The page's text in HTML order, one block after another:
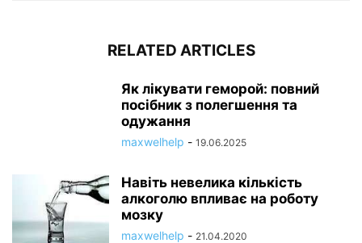
RELATED ARTICLES
Як лікувати геморой: повний
посібник з полегшення та
одужання
maxwelhelp - 19.06.2025
Навіть невелика кількість
алкоголю впливає на роботу
мозку
maxwelhelp - 21.04.2020